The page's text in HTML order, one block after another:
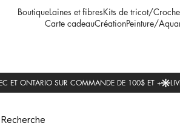
BoutiqueLaines et fibresKits de tricot/
Carte cadeauCréationPeinture/
Recherche